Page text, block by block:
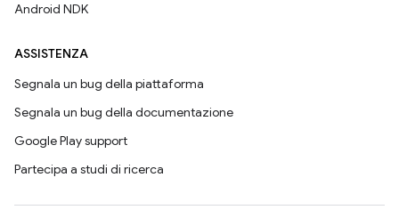
Android NDK
ASSISTENZA
Segnala un bug della piattaforma
Segnala un bug della documentazione
Google Play support
Partecipa a studi di ricerca